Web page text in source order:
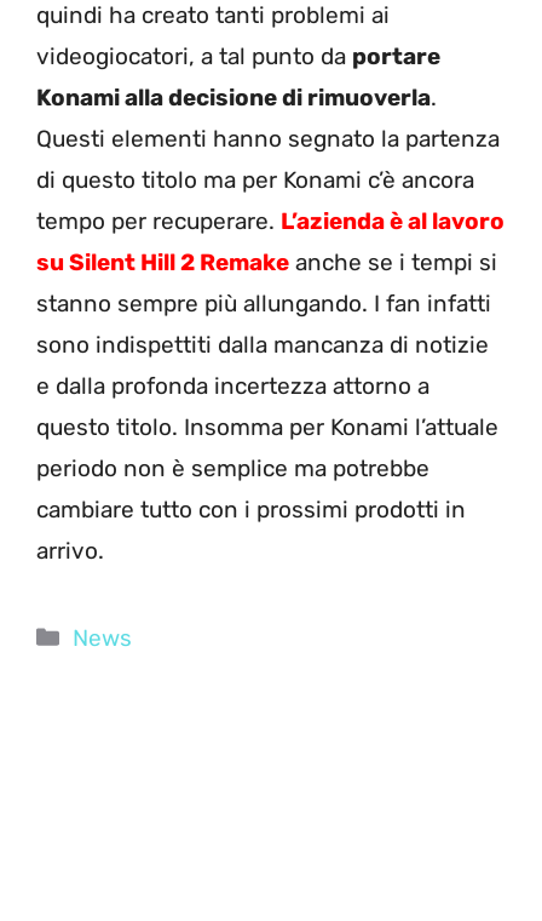
quindi ha creato tanti problemi ai
videogiocatori, a tal punto da portare
Konami alla decisione di rimuoverla.
Questi elementi hanno segnato la partenza
di questo titolo ma per Konami c’è ancora
tempo per recuperare. L’azienda è al lavoro
su Silent Hill 2 Remake anche se i tempi si
stanno sempre più allungando. I fan infatti
sono indispettiti dalla mancanza di notizie
e dalla profonda incertezza attorno a
questo titolo. Insomma per Konami l’attuale
periodo non è semplice ma potrebbe
cambiare tutto con i prossimi prodotti in
arrivo.
Categorie
News